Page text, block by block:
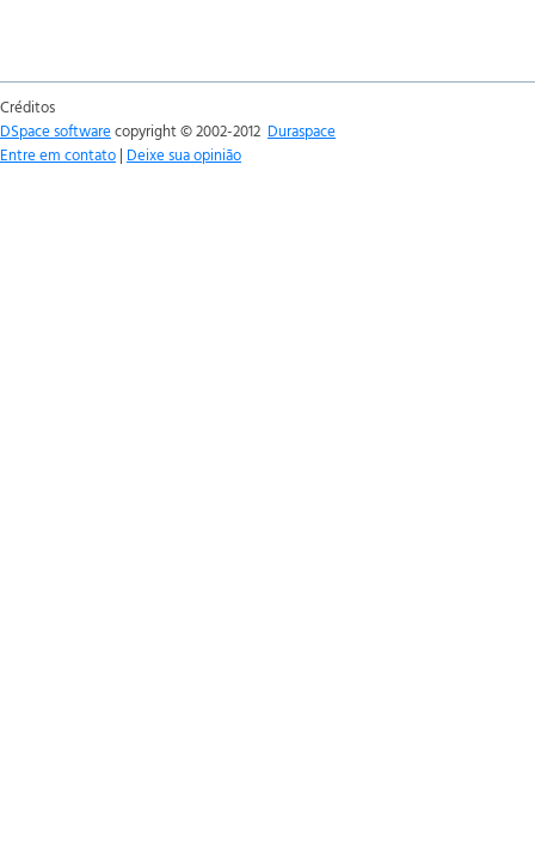
Créditos
DSpace softwarecopyright © 2002-2012 Duraspace
Entre em contato | Deixe sua opinião